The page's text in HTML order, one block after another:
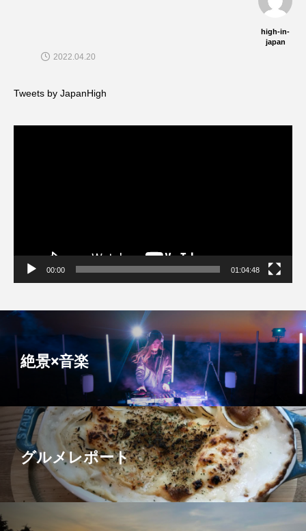
high-in-
japan
2022.04.20
Tweets by JapanHigh
00:00 01:04:48
絶景×音楽
グルメレポート